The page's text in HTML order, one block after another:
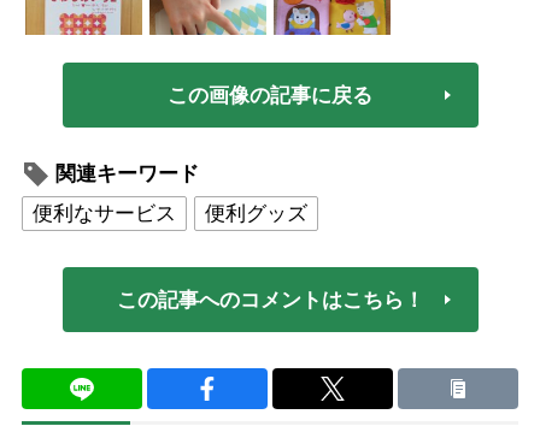
この画像の記事に戻る
関連キーワード
便利なサービス
便利グッズ
この記事へのコメントはこちら！